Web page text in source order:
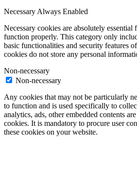
Necessary Always Enabled
Necessary cookies are absolutely essential
function properly. This category only
basic functionalities and security features
cookies do not store any personal
Non-necessary
Non-necessary
Any cookies that may not be particularly
to function and is used specifically to
analytics, ads, other embedded contents
cookies. It is mandatory to procure user
these cookies on your website.